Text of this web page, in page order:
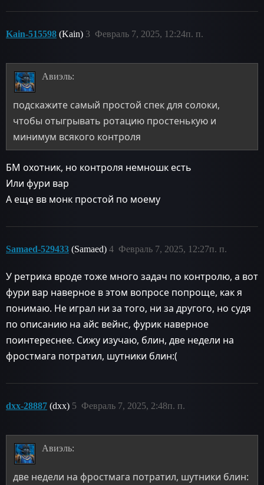
Kain-515598 (Kain) Февраль 7, 2025, 12:24п. п.
3
Авиэль:
подскажите самый простой спек для солоки,
чтобы отыгрывать ротацию простенькую и
минимум всякого контроля
БМ охотник, но контроля немношк есть
Или фури вар
А еще вв монк простой по моему
Samaed-529433 (Samaed) Февраль 7, 2025, 12:27п. п.
4
У ретрика вроде тоже много задач по контролю, а вот
фури вар наверное в этом вопросе попроще, как я
понимаю. Не играл ни за того, ни за другого, но судя
по описанию на айс вейнс, фурик наверное
поинтереснее. Сижу изучаю, блин, две недели на
фростмага потратил, шутники блин:(
dxx-28887 (dxx) Февраль 7, 2025, 2:48п. п.
5
Авиэль:
две недели на фростмага потратил, шутники блин: